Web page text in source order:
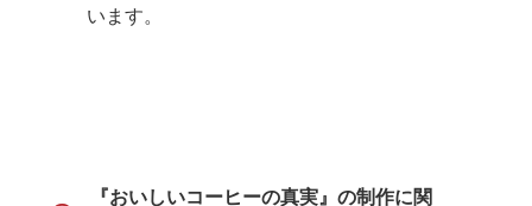
います。
『おいしいコーヒーの真実』の制作に関